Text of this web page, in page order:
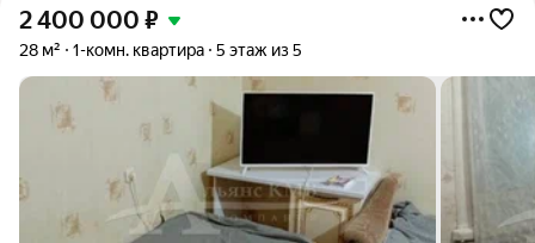
2 400 000 ₽
28 м² 1-комн. квартира 5 этаж из 5